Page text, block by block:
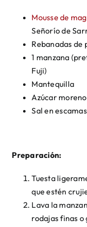
Mousse de
Señorío de
Rebanadas de
1 manzana
Fuji)
Mantequilla
Azúcar
Sal en escamas
Preparación:
Tuesta
que estén
Lava la
rodajas finas o